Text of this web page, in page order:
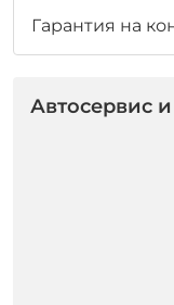
Гарантия на
Автосервис